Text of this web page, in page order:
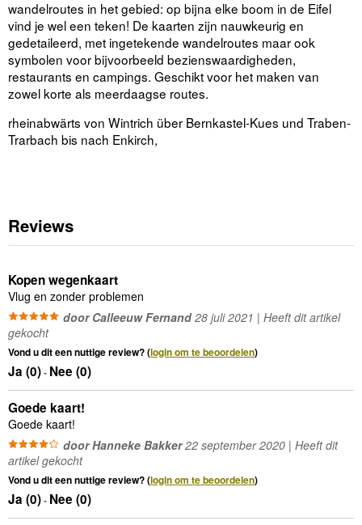
wandelroutes in het gebied: op bijna elke boom in de Eifel
vind je wel een teken! De kaarten zijn nauwkeurig en
gedetaileerd, met ingetekende wandelroutes maar ook
symbolen voor bijvoorbeeld bezienswaardigheden,
restaurants en campings. Geschikt voor het maken van
zowel korte als meerdaagse routes.
rheinabwärts von Wintrich über Bernkastel-Kues und Traben-
Trarbach bis nach Enkirch,
Reviews
Kopen wegenkaart
Vlug en zonder problemen
door Calleeuw Fernand28 juli 2021 | Heeft dit artikel
gekocht
Vond u dit een nuttige review? (login om te beoordelen)
Ja (0)- Nee (0)
Goede kaart!
Goede kaart!
door Hanneke Bakker22 september 2020 | Heeft dit
artikel gekocht
Vond u dit een nuttige review? (login om te beoordelen)
Ja (0)- Nee (0)